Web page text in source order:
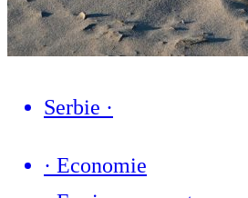
Serbie ·
· Economie